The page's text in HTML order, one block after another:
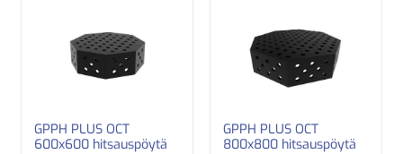
GPPH PLUS OCT
600x600 hitsauspöytä
GPPH PLUS OCT
800x800 hitsauspöytä